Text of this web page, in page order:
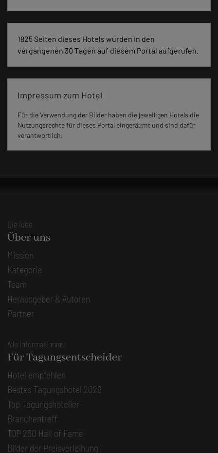
1825 Seiten dieses Hotels wurden in den
vergangenen 30 Tagen auf diesem Portal aufgerufen.
Impressum zum Hotel
Für die Verwendung der Bilder haben die jeweiligen Hotels die
Nutzungsrechte für dieses Portal eingeräumt und sind dafür
verantwortlich.
Die Idee
Über uns
Mission
Kategorie
Team
Herausgeber & Autoren
Partner
Alle Informationen
Für Tagungsentscheider
Hotel empfehlen
Bestes Tagungshotel 2026
Top Tagungshotelier
Branchentreff
TOP 250 Hall of Fame
Bilder der Preisverleihung